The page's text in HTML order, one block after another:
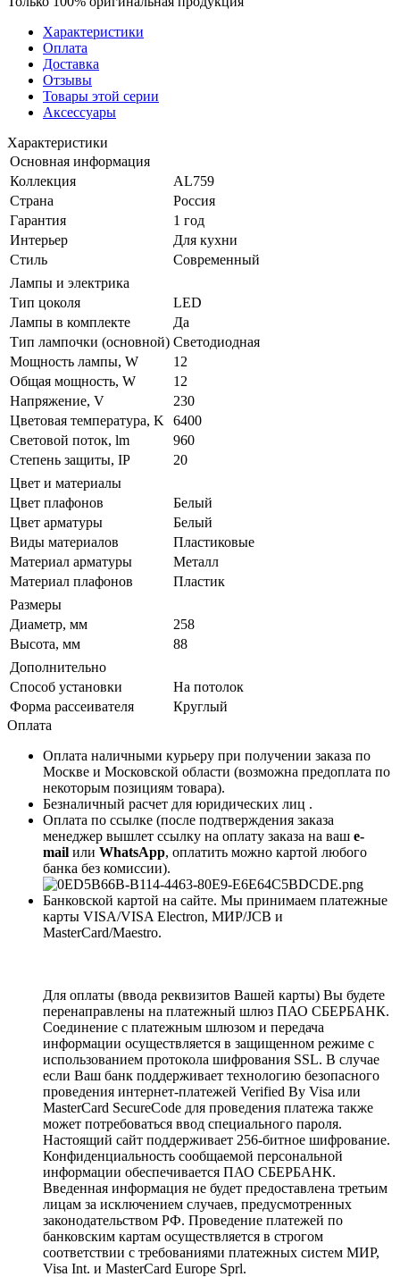
Характеристики
Оплата
Доставка
Отзывы
Товары этой серии
Аксессуары
Характеристики
Основная информация
Коллекция
AL759
Страна
Россия
Гарантия
1 год
Интерьер
Для кухни
Стиль
Современный
Лампы и электрика
Тип цоколя
LED
Лампы в комплекте
Да
Тип лампочки (основной) Светодиодная
Мощность лампы, W
12
Общая мощность, W
12
Напряжение, V
230
Цветовая температура, K
6400
Световой поток, lm
960
Степень защиты, IP
20
Цвет и материалы
Цвет плафонов
Белый
Цвет арматуры
Белый
Виды материалов
Пластиковые
Материал арматуры
Металл
Материал плафонов
Пластик
Размеры
Диаметр, мм
258
Высота, мм
88
Дополнительно
Способ установки
На потолок
Форма рассеивателя
Круглый
Оплата
Оплата наличными курьеру при получении заказа по
Москве и Московской области (возможна предоплата по
некоторым позициям товара).
Безналичный расчет для юридических лиц .
Оплата по ссылке (после подтверждения заказа
менеджер вышлет ссылку на оплату заказа на ваш e-
mail или WhatsApp, оплатить можно картой любого
банка без комиссии).
Банковской картой на сайте. Мы принимаем платежные
карты VISA/VISA Electron, МИР/JCB и
MasterCard/Maestro.
Для оплаты (ввода реквизитов Вашей карты) Вы будете
перенаправлены на платежный шлюз ПАО СБЕРБАНК.
Соединение с платежным шлюзом и передача
информации осуществляется в защищенном режиме с
использованием протокола шифрования SSL. В случае
если Ваш банк поддерживает технологию безопасного
проведения интернет-платежей Verified By Visa или
MasterCard SecureCode для проведения платежа также
может потребоваться ввод специального пароля.
Настоящий сайт поддерживает 256-битное шифрование.
Конфиденциальность сообщаемой персональной
информации обеспечивается ПАО СБЕРБАНК.
Введенная информация не будет предоставлена третьим
лицам за исключением случаев, предусмотренных
законодательством РФ. Проведение платежей по
банковским картам осуществляется в строгом
соответствии с требованиями платежных систем МИР,
Visa Int. и MasterCard Europe Sprl.